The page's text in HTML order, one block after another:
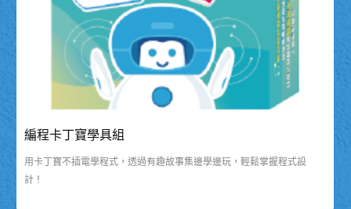
編程卡丁寶學具組
用卡丁寶不插電學程式，透過有趣故事集邊學邊玩，輕鬆掌握程式設
計！